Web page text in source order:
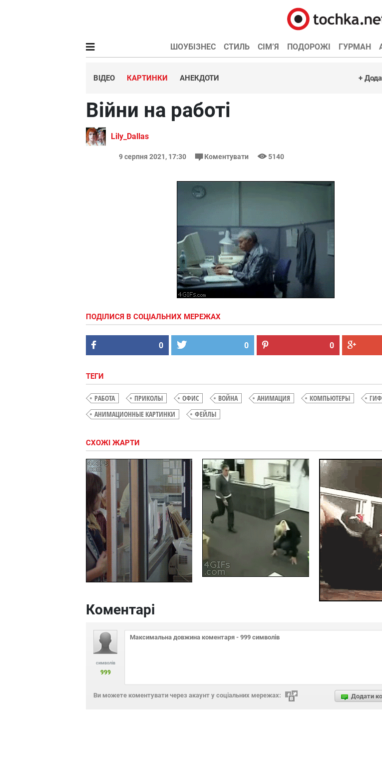
ШОУБІЗНЕС СТИЛЬ СІМ’Я ПОДОРОЖІ ГУРМАН
ВІДЕО КАРТИНКИ АНЕКДОТИ +
Війни на работі
Lily_Dallas
9 серпня 2021, 17:30 Коментувати 5140
ПОДІЛИСЯ В СОЦІАЛЬНИХ МЕРЕЖАХ
0 0 0
ТЕГИ
РАБОТА ПРИКОЛЫ ОФИС ВОЙНА АНИМАЦИЯ КОМПЬЮТЕРЫ
АНИМАЦИОННЫЕ КАРТИНКИ
ФЕЙЛЫ
СХОЖІ ЖАРТИ
Офісні
котики
Коментарі
символів
999
Додати
Ви можете коментувати через акаунт у соціальних мережах: